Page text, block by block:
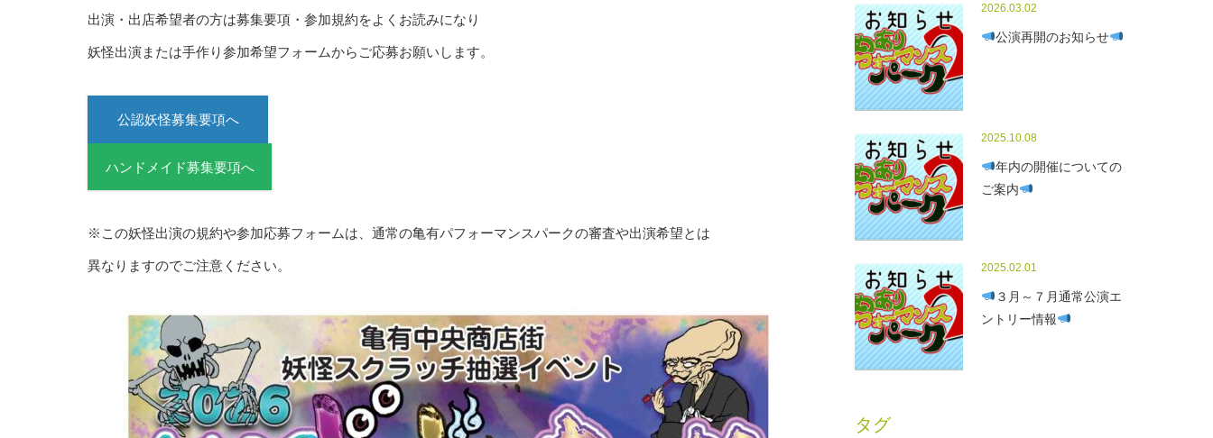
出演・出店希望者の方は募集要項・参加規約をよくお読みになり
妖怪出演または手作り参加希望フォームからご応募お願いします。
公認妖怪募集要項へ
ハンドメイド募集要項へ
※この妖怪出演の規約や参加応募フォームは、通常の亀有パフォーマンスパークの審査や出演希望とは
異なりますのでご注意ください。
2026.03.02
公演再開のお知らせ
2025.10.08
年内の開催についての
ご案内
2025.02.01
３月～７月通常公演エ
ントリー情報
タグ